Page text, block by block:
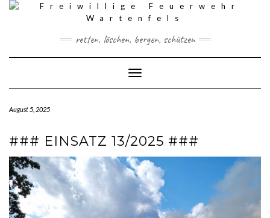
Skip
retten, löschen, bergen, schützen
Toggle Navigation
August 5, 2025
### EINSATZ 13/2025 ###